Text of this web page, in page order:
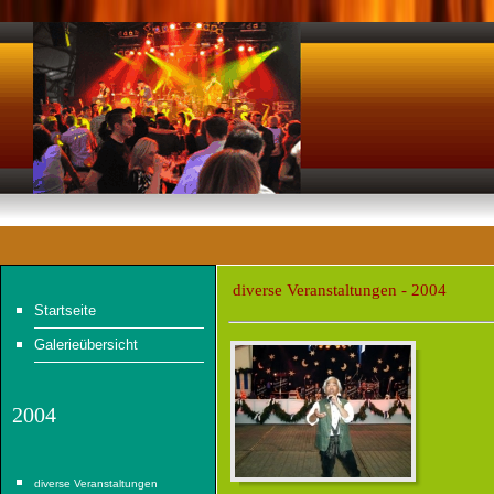
Startseite
Galerieübersicht
2004
diverse Veranstaltungen
diverse Veranstaltungen - 2004